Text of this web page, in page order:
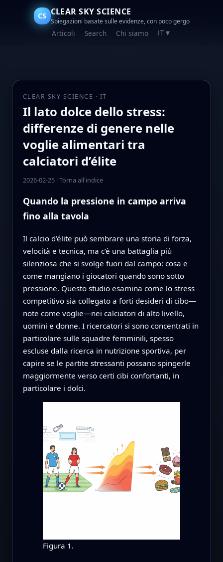
CS CLEAR SKY SCIENCE
Spiegazioni basate sulle evidenze, con poco gergo
Articoli Search Chi siamo IT ▼
CLEAR SKY SCIENCE · IT
Il lato dolce dello stress:
differenze di genere nelle
voglie alimentari tra
calciatori d’élite
2026-02-25·Torna all'indice
Quando la pressione in campo arriva
fino alla tavola
Il calcio d’élite può sembrare una storia di forza,
velocità e tecnica, ma c’è una battaglia più
silenziosa che si svolge fuori dal campo: cosa e
come mangiano i giocatori quando sono sotto
pressione. Questo studio esamina come lo stress
competitivo sia collegato a forti desideri di cibo—
note come voglie—nei calciatori di alto livello,
uomini e donne. I ricercatori si sono concentrati in
particolare sulle squadre femminili, spesso
escluse dalla ricerca in nutrizione sportiva, per
capire se le partite stressanti possano spingerle
maggiormente verso certi cibi confortanti, in
particolare i dolci.
Figura 1.